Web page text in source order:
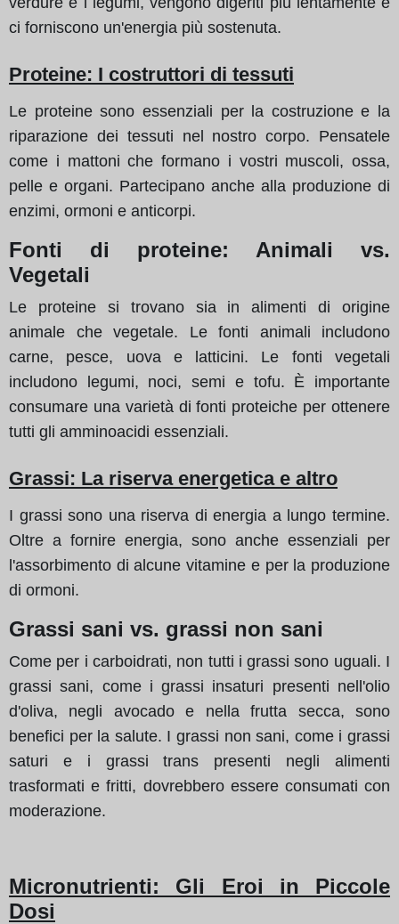
ci forniscono un'energia più sostenuta.
Proteine: I costruttori di tessuti
Le proteine sono essenziali per la costruzione e la
riparazione dei tessuti nel nostro corpo. Pensatele
come i mattoni che formano i vostri muscoli, ossa,
pelle e organi. Partecipano anche alla produzione di
enzimi, ormoni e anticorpi.
Fonti di proteine: Animali vs.
Vegetali
Le proteine si trovano sia in alimenti di origine
animale che vegetale. Le fonti animali includono
carne, pesce, uova e latticini. Le fonti vegetali
includono legumi, noci, semi e tofu. È importante
consumare una varietà di fonti proteiche per ottenere
tutti gli amminoacidi essenziali.
Grassi: La riserva energetica e altro
I grassi sono una riserva di energia a lungo termine.
Oltre a fornire energia, sono anche essenziali per
l'assorbimento di alcune vitamine e per la produzione
di ormoni.
Grassi sani vs. grassi non sani
Come per i carboidrati, non tutti i grassi sono uguali. I
grassi sani, come i grassi insaturi presenti nell'olio
d'oliva, negli avocado e nella frutta secca, sono
benefici per la salute. I grassi non sani, come i grassi
saturi e i grassi trans presenti negli alimenti
trasformati e fritti, dovrebbero essere consumati con
moderazione.
Micronutrienti: Gli Eroi in Piccole
Dosi